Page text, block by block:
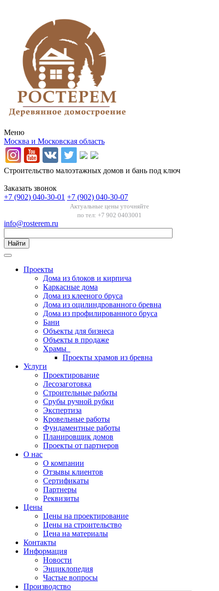
Меню
Москва и Московская область
Строительство малоэтажных домов и бань под ключ
Заказать звонок
+7 (902) 040-30-01 +7 (902) 040-30-07
Актуальные цены уточняйте
по тел: +7 902 0403001
info@rosterem.ru
Найти
Проекты
Дома из блоков и кирпича
Каркасные дома
Дома из клееного бруса
Дома из оцилиндрованного бревна
Дома из профилированного бруса
Бани
Объекты для бизнеса
Объекты в продаже
Храмы
Проекты храмов из бревна
Услуги
Проектирование
Лесозаготовка
Строительные работы
Срубы ручной рубки
Экспертиза
Кровельные работы
Фундаментные работы
Планировщик домов
Проекты от партнеров
О нас
О компании
Отзывы клиентов
Сертификаты
Партнеры
Реквизиты
Цены
Цены на проектирование
Цены на строительство
Цена на материалы
Контакты
Информация
Новости
Энциклопедия
Частые вопросы
Производство